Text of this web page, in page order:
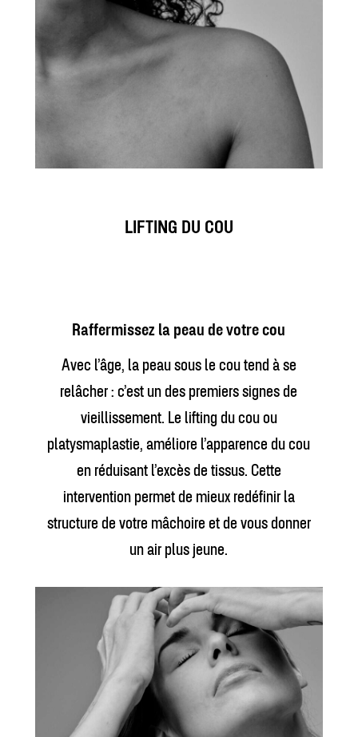
LIFTING DU COU
Raffermissez la peau de votre cou
Avec l’âge, la peau sous le cou tend à se
relâcher : c’est un des premiers signes de
vieillissement. Le lifting du cou ou
platysmaplastie, améliore l’apparence du cou
en réduisant l’excès de tissus. Cette
intervention permet de mieux redéfinir la
structure de votre mâchoire et de vous donner
un air plus jeune.